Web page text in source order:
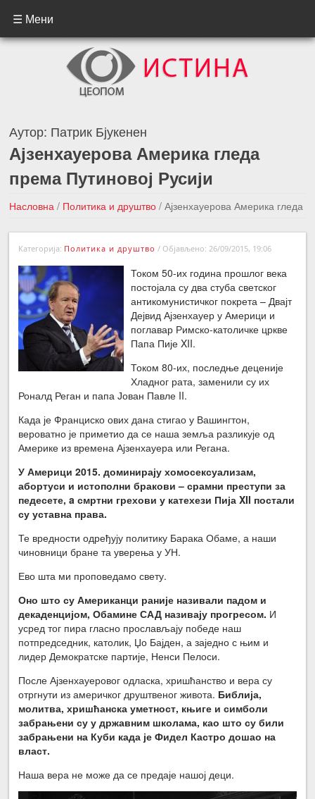
☰ Мени
Аутор: Патрик Бјукенен
Ајзенхауерова Америка гледа
према Путиновој Русији
Насловна / Политика и друштво / Ајзенхауерова Америка гледа
према Путиновој Русији
←Претходна вест
Следећа вест →
Категорија: Политика и друштво / Објављено: 26/09/2015, 19:06
Током 50-их година прошлог века
постојала су два стуба светског
антикомунистичког покрета – Двајт
Дејвид Ајзенхауер у Америци и
поглавар Римско-католичке цркве
Папа Пије XII.
Током 80-их, последње деценије
Хладног рата, заменили су их
Роналд Реган и папа Јован Павле II.
Када је Франциско ових дана стигао у Вашингтон,
вероватно је приметио да се наша земља разликује од
Америке из времена Ајзенхауера или Регана.
У Америци 2015. доминирају хомосексуализам,
абортуси и истополни бракови – срамни преступи за
педесете, a смртни грехови у катехези Пија XII постали
су уставна права.
Те вредности одређују политику Барака Обаме, а наши
чиновници бране та уверења у УН.
Ево шта ми проповедамо свету.
Оно што су Американци раније називали падом и
декаденцијом, Обамине САД називају прогресом. И
усред тог пира гласно прослављају победе наш
потпредседник, католик, Џо Бајден, а заједно с њим и
лидер Демократске партије, Ненси Пелоси.
После Ајзенхауеровог одласка, хришћанство и вера су
отргнути из америчког друштвеног живота. Библија,
молитва, хришћанска уметност, књиге и симболи
забрањени су у државним школама, као што су били
забрањени на Куби када је Фидел Кастро дошао на
власт.
Наша вера не може да се предаје нашој деци.